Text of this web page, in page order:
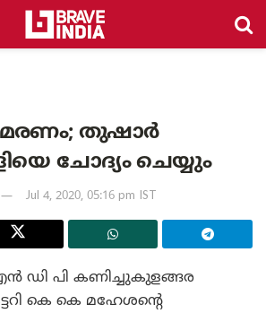
തുഷാർ
ചോദ്യം ചെയ്യും
Jul 4, 2020, 05:16 pm IST
ഡി പി കണിച്ചുകുളങ്ങര
കെ കെ മഹേശന്റെ